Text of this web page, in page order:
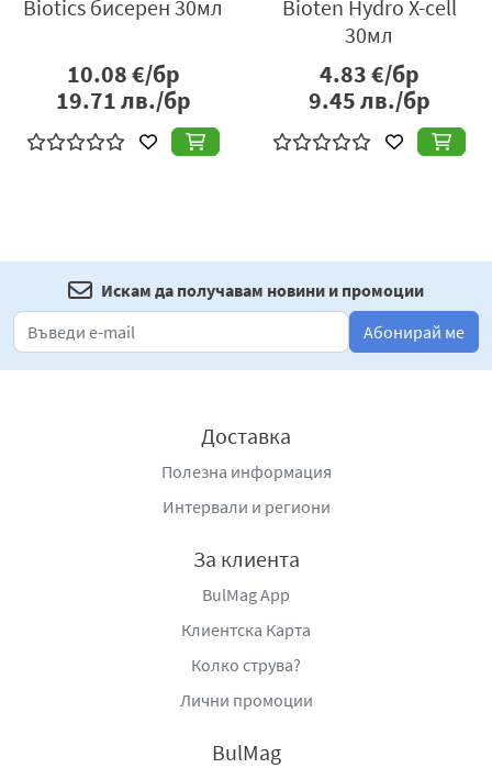
Biotics бисерен 30мл
10.08€/бр
19.71лв./бр
Bioten Hydro X-cell
30мл
4.83€/бр
9.45лв./бр
Искам да получавам новини и промоции
Абонирай ме
Доставка
Полезна информация
Интервали и региони
За клиента
BulMag App
Клиентска Карта
Колко струва?
Лични промоции
BulMag